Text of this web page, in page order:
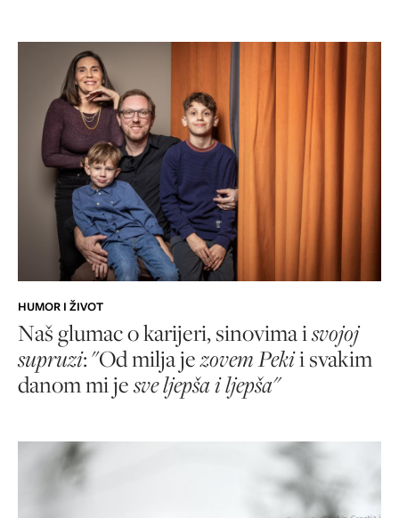
HUMOR I ŽIVOT
Naš glumac o karijeri, sinovima isvojoj
supruzi: "Od milja jezovem Pekii svakim
danom mi jesve ljepša i ljepša"